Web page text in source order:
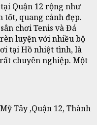
Quận 12 rộng như
tốt, quang cảnh đẹp.
chơi Tenis và Đá
luyện với nhiều bộ
tại Hồ nhiệt tình, là
chuyên nghiệp. Một
Tây ,Quận 12, Thành